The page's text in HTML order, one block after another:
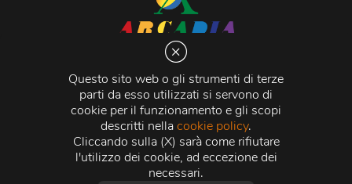
Questo sito web o gli strumenti di terze
parti da esso utilizzati si servono di
cookie per il funzionamento e gli scopi
descritti nellacookie policy.
Cliccando sulla (X) sarà come rifiutare
l'utilizzo dei cookie, ad eccezione dei
necessari.
Via Martiri della Libertà 20066 Melzo (MI)
C.C.I.A.A. - R.E.A di Milano n. 1427910
Registro delle Imprese di Milano n. 338392 -
Fiscale e Partita Iva11015840157 | Capitale Sociale
500.000,00 i.v.
Credits:Crea Informatica S.r.l. 2026 © Tutti i diritti
riservati.